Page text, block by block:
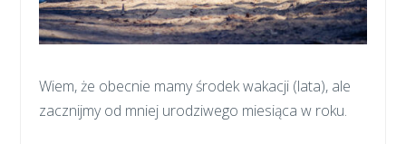
Wiem, że obecnie mamy środek wakacji (lata), ale
zacznijmy od mniej urodziwego miesiąca w roku.